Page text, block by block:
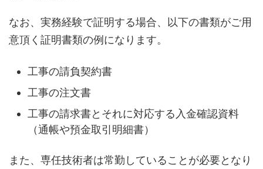
なお、実務経験で証明する場合、以下の書類がご用
意頂く証明書類の例になります。
工事の請負契約書
工事の注文書
工事の請求書とそれに対応する入金確認資料
（通帳や預金取引明細書）
また、専任技術者は常勤していることが必要となり